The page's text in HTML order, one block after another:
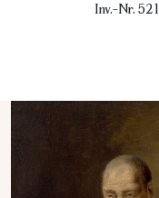
Inv.-Nr. 521